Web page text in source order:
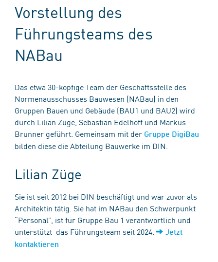
Vorstellung des
Führungsteams des
NABau
Das etwa 30-köpfige Team der Geschäftsstelle des
Normenausschusses Bauwesen (NABau) in den
Gruppen Bauen und Gebäude (BAU1 und BAU2) wird
durch Lilian Züge, Sebastian Edelhoff und Markus
Brunner geführt. Gemeinsam mit der Gruppe DigiBau
bilden diese die Abteilung Bauwerke im DIN.
Lilian Züge
Sie ist seit 2012 bei DIN beschäftigt und war zuvor als
Architektin tätig. Sie hat im NABau den Schwerpunkt
“Personal”, ist für Gruppe Bau 1 verantwortlich und
unterstützt das Führungsteam seit 2024.
Jetzt
kontaktieren